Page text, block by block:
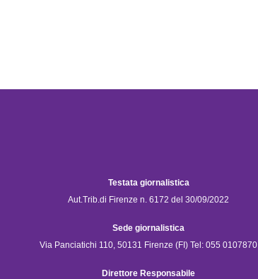
Testata giornalistica
Aut.Trib.di Firenze n. 6172 del 30/09/2022
Sede giornalistica
Via Panciatichi 110, 50131 Firenze (FI) Tel: 055 0107870
Direttore Responsabile